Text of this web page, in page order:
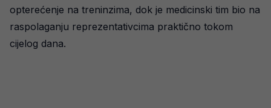
opterećenje na treninzima, dok je medicinski tim bio na
raspolaganju reprezentativcima praktično tokom
cijelog dana.